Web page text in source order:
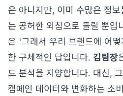
은 아니지만, 이미 수많은 정보
는 공허한 외침으로 들릴 뿐입
은 '그래서 우리 브랜드에 어
한 구체적인 답입니다. 김팀장
드 분석을 지양합니다. 대신,
캠페인 데이터와 변화하는 소